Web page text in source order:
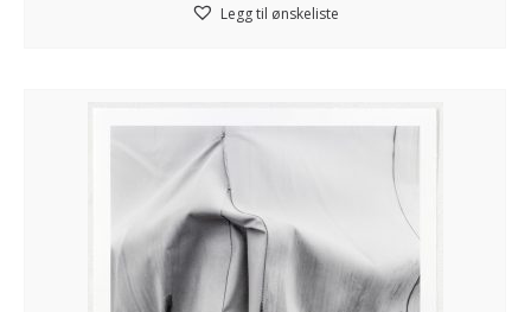
Legg til ønskeliste